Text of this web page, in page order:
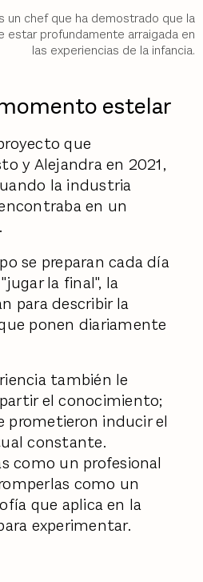
un chef que ha demostrado que la
estar profundamente arraigada en
las experiencias de la infancia.
estelar
que
y Alejandra en 2021,
la industria
en un
se preparan cada día
la final", la
para describir la
ponen diariamente
también le
el conocimiento;
prometieron inducir el
constante.
como un profesional
como un
que aplica en la
experimentar.